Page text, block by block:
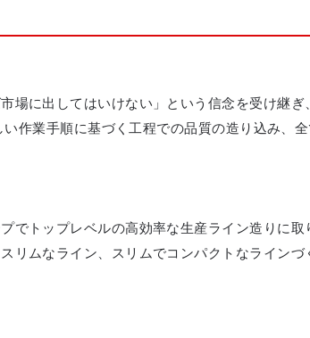
場に出してはいけない」という信念を受け継
作業手順に基づく工程での品質の造り込み
トップレベルの高効率な生産ライン造りに取
リムなライン、スリムでコンパクトなライン